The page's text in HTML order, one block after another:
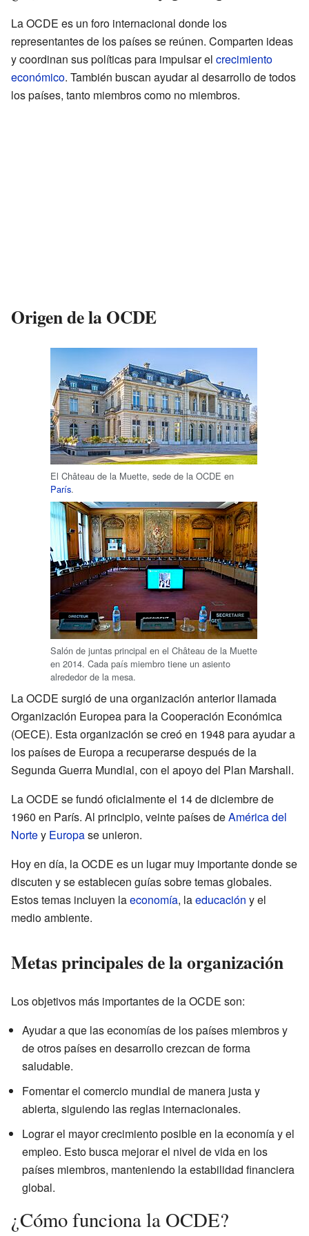
La OCDE es un foro internacional donde los
representantes de los países se reúnen. Comparten ideas
y coordinan sus políticas para impulsar el crecimiento
económico. También buscan ayudar al desarrollo de todos
los países, tanto miembros como no miembros.
Origen de la OCDE
El Château de la Muette, sede de la OCDE en
París.
Salón de juntas principal en el Château de la Muette
en 2014. Cada país miembro tiene un asiento
alrededor de la mesa.
La OCDE surgió de una organización anterior llamada
Organización Europea para la Cooperación Económica
(OECE). Esta organización se creó en 1948 para ayudar a
los países de Europa a recuperarse después de la
Segunda Guerra Mundial, con el apoyo del Plan Marshall.
La OCDE se fundó oficialmente el 14 de diciembre de
1960 en París. Al principio, veinte países deAmérica del
Nortey Europase unieron.
Hoy en día, la OCDE es un lugar muy importante donde se
discuten y se establecen guías sobre temas globales.
Estos temas incluyen laeconomía, laeducación y el
medio ambiente.
Metas principales de la organización
Los objetivos más importantes de la OCDE son:
Ayudar a que las economías de los países miembros y
de otros países en desarrollo crezcan de forma
saludable.
Fomentar el comercio mundial de manera justa y
abierta, siguiendo las reglas internacionales.
Lograr el mayor crecimiento posible en la economía y el
empleo. Esto busca mejorar el nivel de vida en los
países miembros, manteniendo la estabilidad financiera
global.
¿Cómo funciona la OCDE?